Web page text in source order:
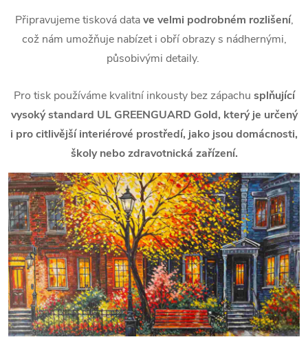
Připravujeme tisková datave velmi podrobném rozlišení,
což nám umožňuje nabízet i obří obrazy s nádhernými,
působivými detaily.
Pro tisk používáme kvalitní inkousty bez zápachu splňující
vysoký standard UL GREENGUARD Gold, který je určený
i pro citlivější interiérové prostředí, jako jsou domácnosti,
školy nebo zdravotnická zařízení.